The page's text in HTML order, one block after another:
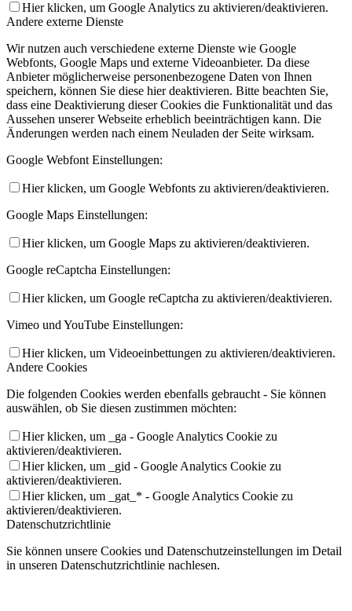
Hier klicken, um Google Analytics zu aktivieren/deaktivieren.
Andere externe Dienste
Wir nutzen auch verschiedene externe Dienste wie Google
Webfonts, Google Maps und externe Videoanbieter. Da diese
Anbieter möglicherweise personenbezogene Daten von Ihnen
speichern, können Sie diese hier deaktivieren. Bitte beachten Sie,
dass eine Deaktivierung dieser Cookies die Funktionalität und das
Aussehen unserer Webseite erheblich beeinträchtigen kann. Die
Änderungen werden nach einem Neuladen der Seite wirksam.
Google Webfont Einstellungen:
Hier klicken, um Google Webfonts zu aktivieren/deaktivieren.
Google Maps Einstellungen:
Hier klicken, um Google Maps zu aktivieren/deaktivieren.
Google reCaptcha Einstellungen:
Hier klicken, um Google reCaptcha zu aktivieren/deaktivieren.
Vimeo und YouTube Einstellungen:
Hier klicken, um Videoeinbettungen zu aktivieren/deaktivieren.
Andere Cookies
Die folgenden Cookies werden ebenfalls gebraucht - Sie können
auswählen, ob Sie diesen zustimmen möchten:
Hier klicken, um _ga - Google Analytics Cookie zu
aktivieren/deaktivieren.
Hier klicken, um _gid - Google Analytics Cookie zu
aktivieren/deaktivieren.
Hier klicken, um _gat_* - Google Analytics Cookie zu
aktivieren/deaktivieren.
Datenschutzrichtlinie
Sie können unsere Cookies und Datenschutzeinstellungen im Detail
in unseren Datenschutzrichtlinie nachlesen.